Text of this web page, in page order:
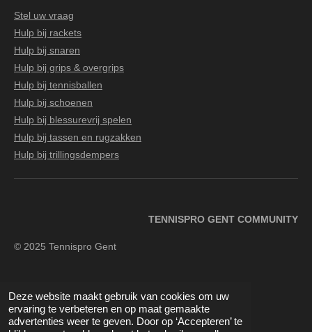
Deze website maakt gebruik van cookies om uw
ervaring te verbeteren en op maat gemaakte
advertenties weer te geven. Door op ‘Accepteren’ te
Stel uw vraag
Hulp bij rackets
Hulp bij snaren
Hulp bij grips & overgrips
Hulp bij tennisballen
Hulp bij schoenen
Hulp bij blessurevrij spelen
Hulp bij tassen en rugzakken
Hulp bij trillingsdempers
TENNISPRO GENT COMMUNITY
© 2025 Tennispro Gent
F
a
I
n
Y
o